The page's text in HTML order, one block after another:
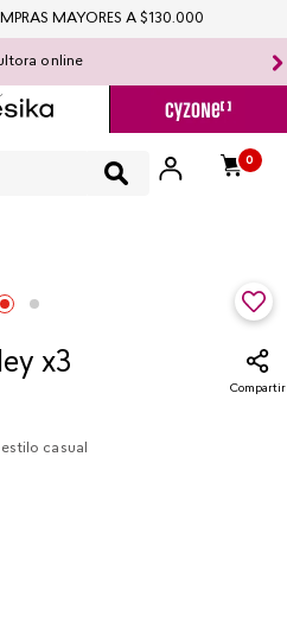
online
0
MAYORES A $130.000
x3
Compartir
casual